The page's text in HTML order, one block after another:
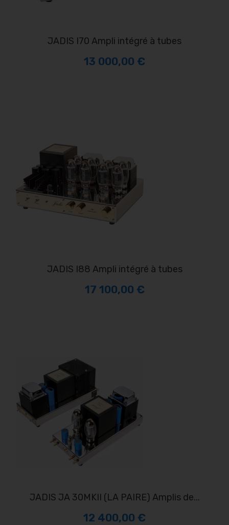
JADIS I70 Ampli intégré à tubes
13 000,00 €
JADIS I88 Ampli intégré à tubes
17 100,00 €
JADIS JA 30MKII (LA PAIRE) Amplis de...
12 400,00 €